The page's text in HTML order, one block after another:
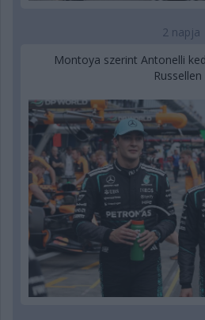
2 napja
Montoya szerint Antonelli
Russellen